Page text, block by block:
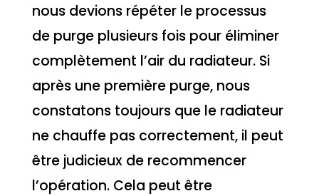
nous devions répéter le processus
de purge plusieurs fois pour éliminer
complètement l’air du radiateur. Si
après une première purge, nous
constatons toujours que le radiateur
ne chauffe pas correctement, il peut
être judicieux de recommencer
l’opération. Cela peut être